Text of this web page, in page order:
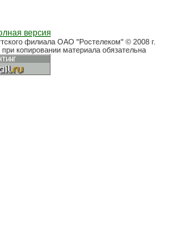
версия
филиала ОАО "Ростелеком" © 2008 г.
копировании материала обязательна